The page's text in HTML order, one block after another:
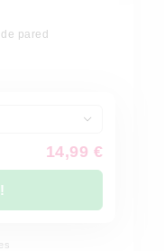
pared
14,99 €